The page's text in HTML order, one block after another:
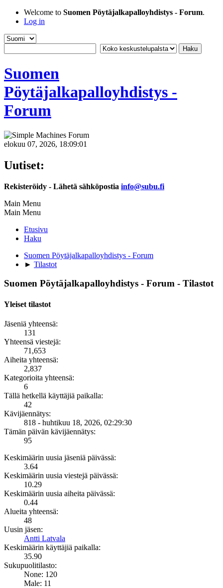
Welcome to Suomen Pöytäjalkapalloyhdistys - Forum.
Log in
Suomen
Pöytäjalkapalloyhdistys -
Forum
elokuu 07, 2026, 18:09:01
Uutiset:
Rekisteröidy - Lähetä sähköpostia info@subu.fi
Main Menu
Main Menu
Etusivu
Haku
Suomen Pöytäjalkapalloyhdistys - Forum
► Tilastot
Suomen Pöytäjalkapalloyhdistys - Forum - Tilastot
Yleiset tilastot
Jäseniä yhteensä:
131
Yhteensä viestejä:
71,653
Aiheita yhteensä:
2,837
Kategorioita yhteensä:
6
Tällä hetkellä käyttäjiä paikalla:
42
Kävijäennätys:
818 - huhtikuu 18, 2026, 02:29:30
Tämän päivän kävijäennätys:
95
Keskimäärin uusia jäseniä päivässä:
3.64
Keskimäärin uusia viestejä päivässä:
10.29
Keskimäärin uusia aiheita päivässä:
0.44
Alueita yhteensä:
48
Uusin jäsen:
Antti Latvala
Keskimäärin käyttäjiä paikalla:
35.90
Sukupuolitilasto:
None: 120
Male: 11